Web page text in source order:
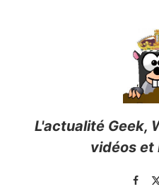
L'actualité Geek,
vidéos et